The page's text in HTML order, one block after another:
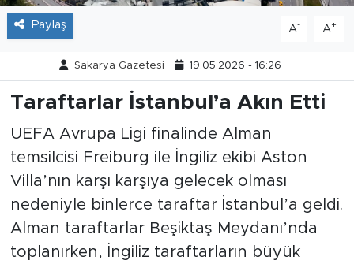
Paylaş A- A+
Sakarya Gazetesi 19.05.2026 - 16:26
Taraftarlar İstanbul’a Akın Etti
UEFA Avrupa Ligi finalinde Alman
temsilcisi Freiburg ile İngiliz ekibi Aston
Villa’nın karşı karşıya gelecek olması
nedeniyle binlerce taraftar İstanbul’a geldi.
Alman taraftarlar Beşiktaş Meydanı’nda
toplanırken, İngiliz taraftarların büyük
Teknoloji
Politika